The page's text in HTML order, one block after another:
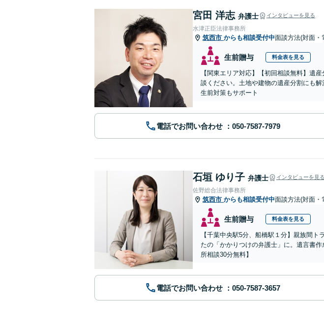
宮田 洋志 弁護士 インタビューを見る
水津正臣法律事務所
筑西市 からも相談受付中面談方法(対面・
生前贈与 料金表を見る
【関東エリア対応】【初回相談無料】遺
談ください。土地や建物の遺産分割にも
生前対策もサポート
電話でお問い合わせ
石垣 ゆり子 弁護士 インタビューを見る
佐野総合法律事務所
筑西市 からも相談受付中面談方法(対面・
生前贈与 料金表を見る
【千葉中央駅5分、船橋駅１分】親族間
たの「かかりつけの弁護士」に。遺言書
所相談30分無料】
電話でお問い合わせ